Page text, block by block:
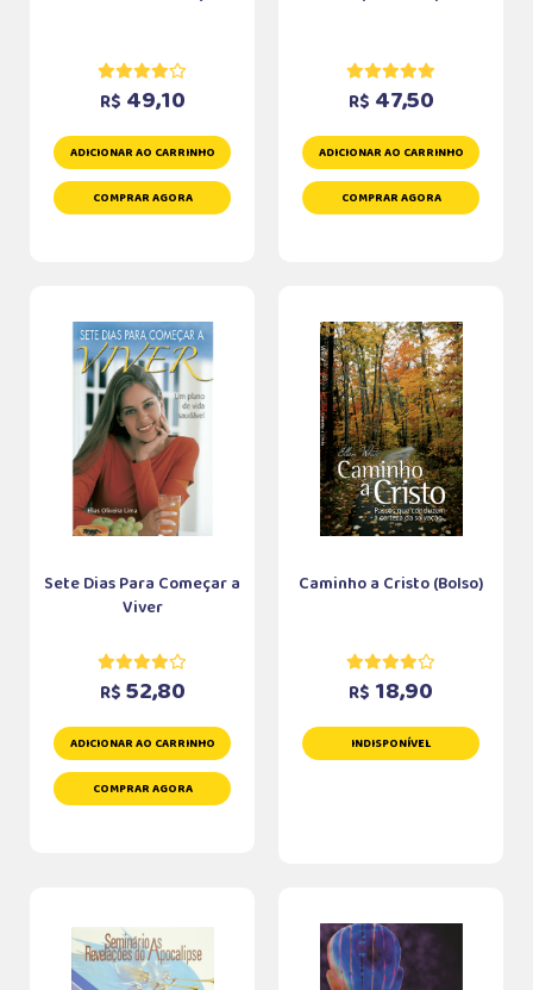
R$ 49,10
ADICIONAR AO CARRINHO
COMPRAR AGORA
R$ 47,50
ADICIONAR AO CARRINHO
COMPRAR AGORA
Sete Dias Para Começar a
Viver
R$ 52,80
ADICIONAR AO CARRINHO
COMPRAR AGORA
Caminho a Cristo (Bolso)
R$ 18,90
INDISPONÍVEL